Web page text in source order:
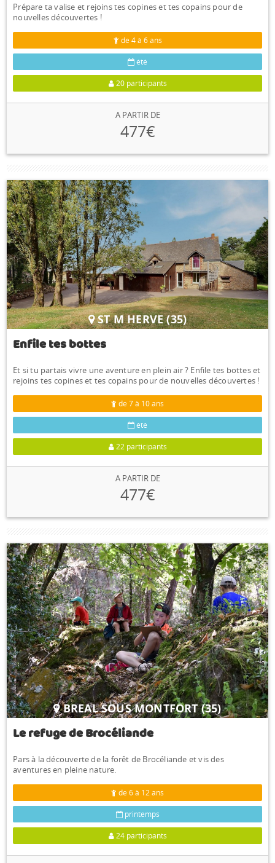
Prépare ta valise et rejoins tes copines et tes copains pour de
nouvelles découvertes !
de 4 à 6 ans
été
20 participants
A PARTIR DE
477€
ST M HERVE (35)
Enfile tes bottes
Et si tu partais vivre une aventure en plein air ? Enfile tes bottes et
rejoins tes copines et tes copains pour de nouvelles découvertes !
de 7 à 10 ans
été
22 participants
A PARTIR DE
477€
BREAL SOUS MONTFORT (35)
Le refuge de Brocéliande
Pars à la découverte de la forêt de Brocéliande et vis des
aventures en pleine nature.
de 6 à 12 ans
printemps
24 participants